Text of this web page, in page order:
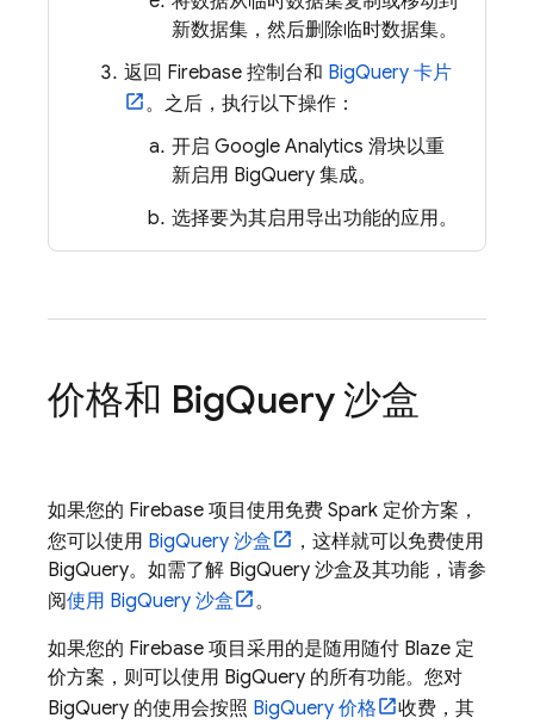
新数据集，然后删除临时数据集。
返回 Firebase 控制台和 BigQuery 卡片
。之后，执行以下操作：
开启 Google Analytics 滑块以重
新启用 BigQuery 集成。
选择要为其启用导出功能的应用。
价格和 BigQuery沙盒
如果您的 Firebase 项目使用免费 Spark 定价方案，
您可以使用 BigQuery 沙盒
，这样就可以免费使用
BigQuery。如需了解 BigQuery 沙盒及其功能，请参
阅使用 BigQuery 沙盒
。
如果您的 Firebase 项目采用的是随用随付 Blaze 定
价方案，则可以使用 BigQuery 的所有功能。您对
BigQuery 的使用会按照 BigQuery 价格
收费，其